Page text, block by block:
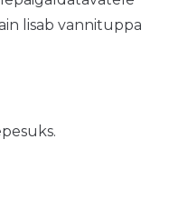
lisab vannituppa